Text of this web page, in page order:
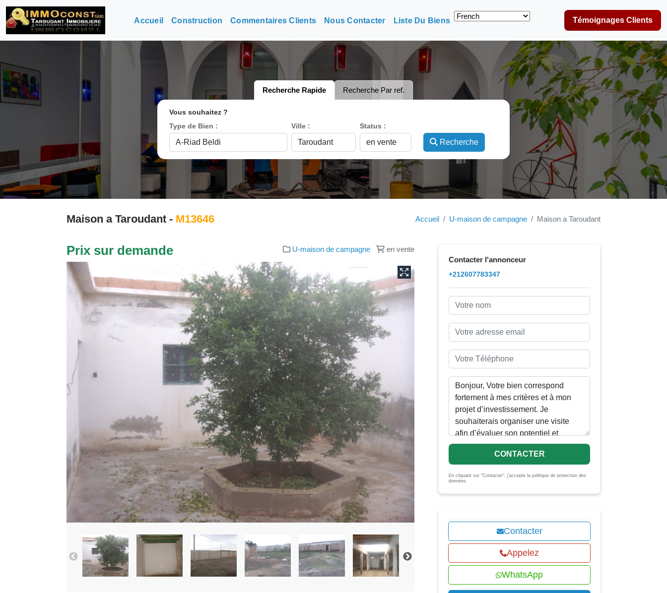
Accueil Construction Commentaires Clients Nous Contacter Liste Du Biens Témoignages Clients
Recherche Rapide Recherche Par ref.
Vous souhaitez ?
Type de Bien :
Ville : Status :
Recherche
Maison a Taroudant - M13646 Accueil U-maison de campagne Maison a Taroudant
Prix sur demande U-maison de campagne en vente
Contacter l'annonceur
+212607783347
CONTACTER
En cliquant sur "Contacter", j'accepte la politique de protection des
données
Contacter
Appelez
WhatsApp